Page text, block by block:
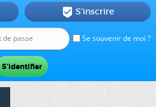
Se souvenir de moi ?
 S'inscrire